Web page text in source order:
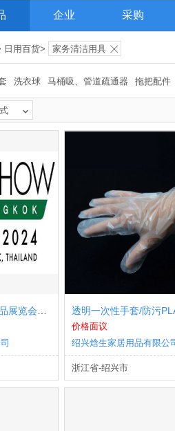
企业 采购
日用百货> 家务清洁用具
洗衣球 马桶吸、管道疏通器 拖把配件
刷、钢丝球 其他家务清洁用具 海绵擦
价格面议
绍兴焓生家居用品有限公
浙江省-绍兴市